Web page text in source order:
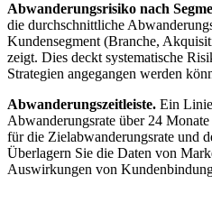
Abwanderungsrisiko nach
die durchschnittliche
Kundensegment (Branche,
zeigt. Dies deckt systematische
Strategien angegangen werden
Abwanderungszeitleiste. Ein
Abwanderungsrate über 24
für die Zielabwanderungsrate und
Überlagern Sie die Daten von
Auswirkungen von